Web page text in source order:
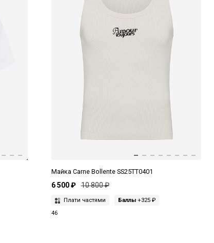
Майка Carne Bollente SS25TT0401
6 500 ₽ 10 800 ₽
Плати частями Баллы+325 ₽
46